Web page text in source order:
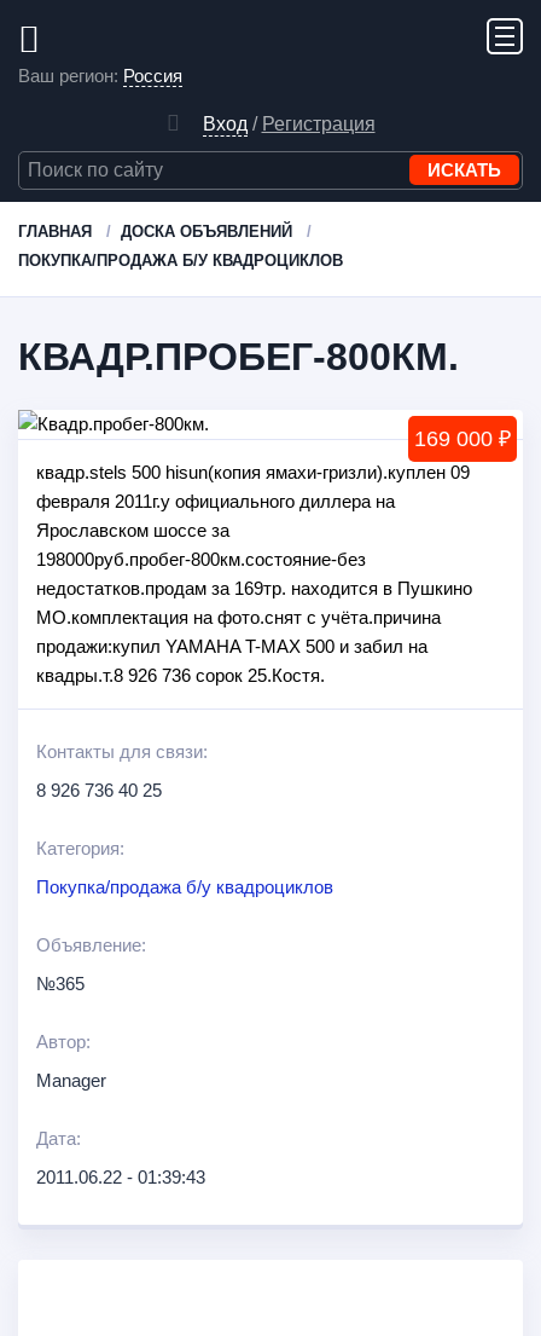
Ваш регион: Россия
Вход / Регистрация
ГЛАВНАЯ
ДОСКА ОБЪЯВЛЕНИЙ
ПОКУПКА/ПРОДАЖА Б/У КВАДРОЦИКЛОВ
КВАДР.ПРОБЕГ-800КМ.
169 000 ₽
квадр.stels 500 hisun(копия ямахи-гризли).куплен 09
февраля 2011г.у официального диллера на
Ярославском шоссе за
198000руб.пробег-800км.состояние-без
недостатков.продам за 169тр. находится в Пушкино
МО.комплектация на фото.снят с учёта.причина
продажи:купил YAMAHA T-MAX 500 и забил на
квадры.т.8 926 736 сорок 25.Костя.
Контакты для связи:
8 926 736 40 25
Категория:
Покупка/продажа б/у квадроциклов
Объявление:
№365
Автор:
Manager
Дата:
2011.06.22 - 01:39:43